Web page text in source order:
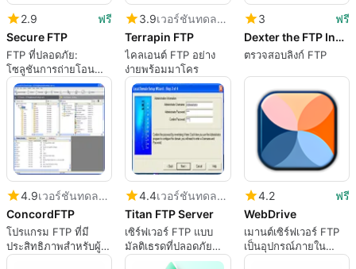
2.9
ฟรี
Secure FTP
FTP ที่ปลอดภัย:
โซลูชันการถ่ายโอน
ไฟล์ที่เชื่อถือได้
3.9
เวอร์ชันทดลองใช้
Terrapin FTP
ไคลเอนต์ FTP อย่าง
ง่ายพร้อมมาโคร
3
ฟรี
Dexter the FTP Indexer
ตรวจสอบลิงก์ FTP
4.9
เวอร์ชันทดลองใช้
ConcordFTP
โปรแกรม FTP ที่มี
ประสิทธิภาพสำหรับผู้
ใช้ Windows
4.4
เวอร์ชันทดลองใช้
Titan FTP Server
เซิร์ฟเวอร์ FTP แบบ
มัลติเธรดที่ปลอดภัย
สำหรับ Windows
4.2
ฟรี
WebDrive
เมานต์เซิร์ฟเวอร์ FTP
เป็นอุปกรณ์ภายใน
เครื่อง